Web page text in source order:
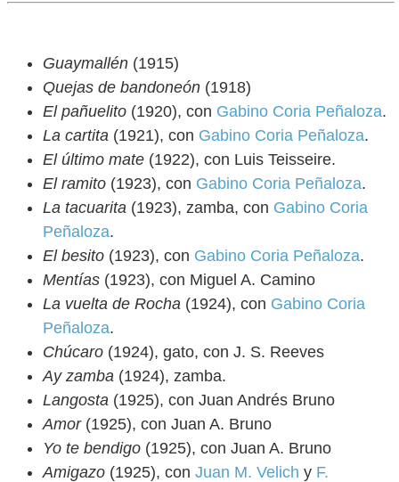
Guaymallén (1915)
Quejas de bandoneón (1918)
El pañuelito (1920), con Gabino Coria Peñaloza.
La cartita (1921), con Gabino Coria Peñaloza.
El último mate (1922), con Luis Teisseire.
El ramito (1923), con Gabino Coria Peñaloza.
La tacuarita (1923), zamba, con Gabino Coria
Peñaloza.
El besito (1923), con Gabino Coria Peñaloza.
Mentías (1923), con Miguel A. Camino
La vuelta de Rocha (1924), con Gabino Coria
Peñaloza.
Chúcaro (1924), gato, con J. S. Reeves
Ay zamba (1924), zamba.
Langosta (1925), con Juan Andrés Bruno
Amor(1925), con Juan A. Bruno
Yo te bendigo (1925), con Juan A. Bruno
Amigazo (1925), con Juan M. Velich y F.